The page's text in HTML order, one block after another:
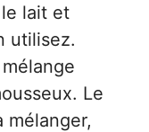
lait et
utilisez.
Le